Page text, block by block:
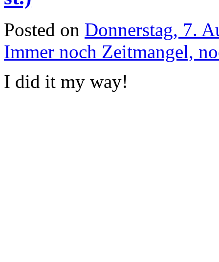
Posted on Donnerstag, 7.
Immer noch Zeitmangel,
I did it my way!